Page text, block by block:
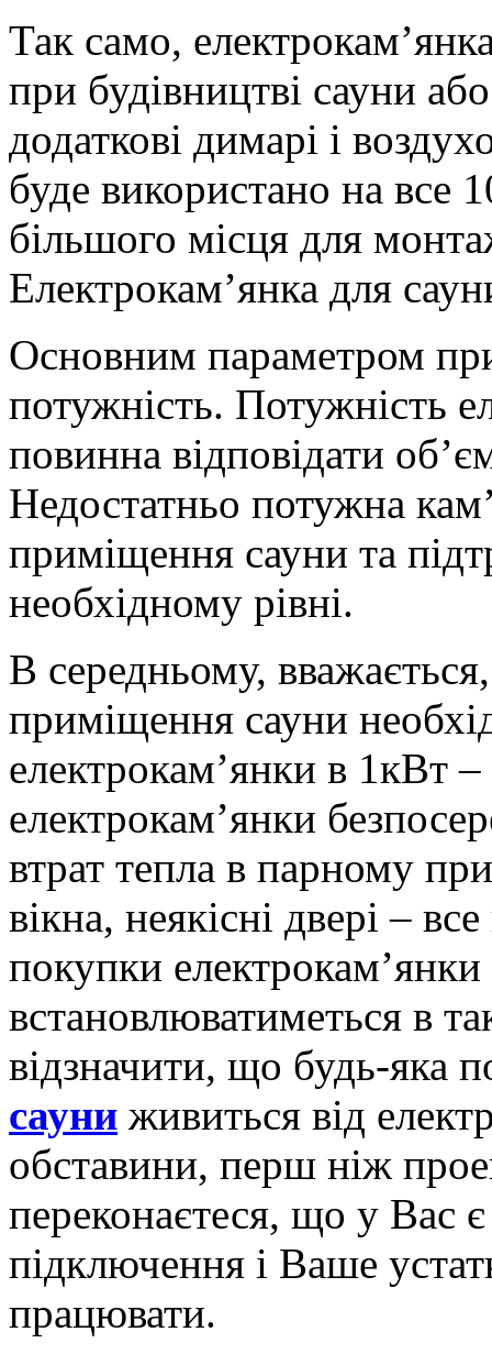
Так само,
при будівництві сауни
додаткові димарі і
буде використано на все
більшого місця для
Електрокам’янка для
Основним параметром
потужність. Потужність
повинна відповідати
Недостатньо потужна
приміщення сауни та
необхідному рівні.
В середньому,
приміщення сауни
електрокам’янки в 1кВт
електрокам’янки
втрат тепла в парному
вікна, неякісні двері –
покупки
встановлюватиметься в
відзначити, що будь-яка
сауни живиться від
обставини, перш ніж
переконаєтеся, що у Вас
підключення і Ваше
працювати.